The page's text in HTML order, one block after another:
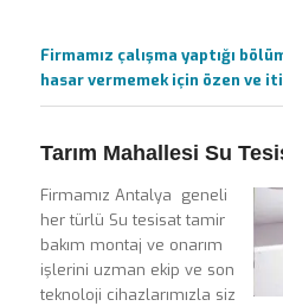
Firmamız çalışma yaptığı
hasar vermemek için özen ve
Tarım Mahallesi Su
Firmamız Antalya geneli
her türlü Su tesisat tamir
bakım montaj ve onarım
işlerini uzman ekip ve son
teknoloji cihazlarımızla siz